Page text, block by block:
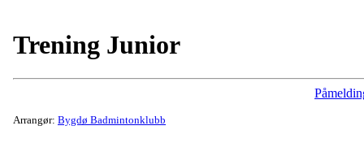
Trening Junior
Arrangør: Bygdø Badmintonklubb